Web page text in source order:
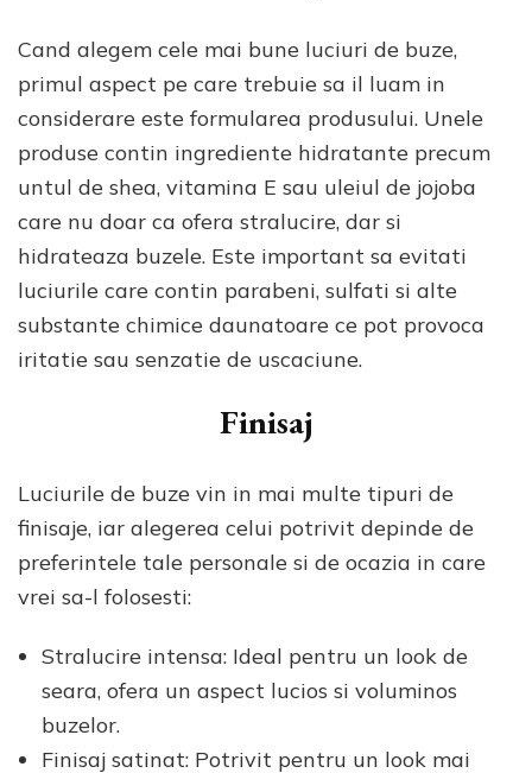
Cand alegem cele mai bune luciuri de buze,
primul aspect pe care trebuie sa il luam in
considerare este formularea produsului. Unele
produse contin ingrediente hidratante precum
untul de shea, vitamina E sau uleiul de jojoba
care nu doar ca ofera stralucire, dar si
hidrateaza buzele. Este important sa evitati
luciurile care contin parabeni, sulfati si alte
substante chimice daunatoare ce pot provoca
iritatie sau senzatie de uscaciune.
Finisaj
Luciurile de buze vin in mai multe tipuri de
finisaje, iar alegerea celui potrivit depinde de
preferintele tale personale si de ocazia in care
vrei sa-l folosesti:
Stralucire intensa: Ideal pentru un look de
seara, ofera un aspect lucios si voluminos
buzelor.
Finisaj satinat: Potrivit pentru un look mai